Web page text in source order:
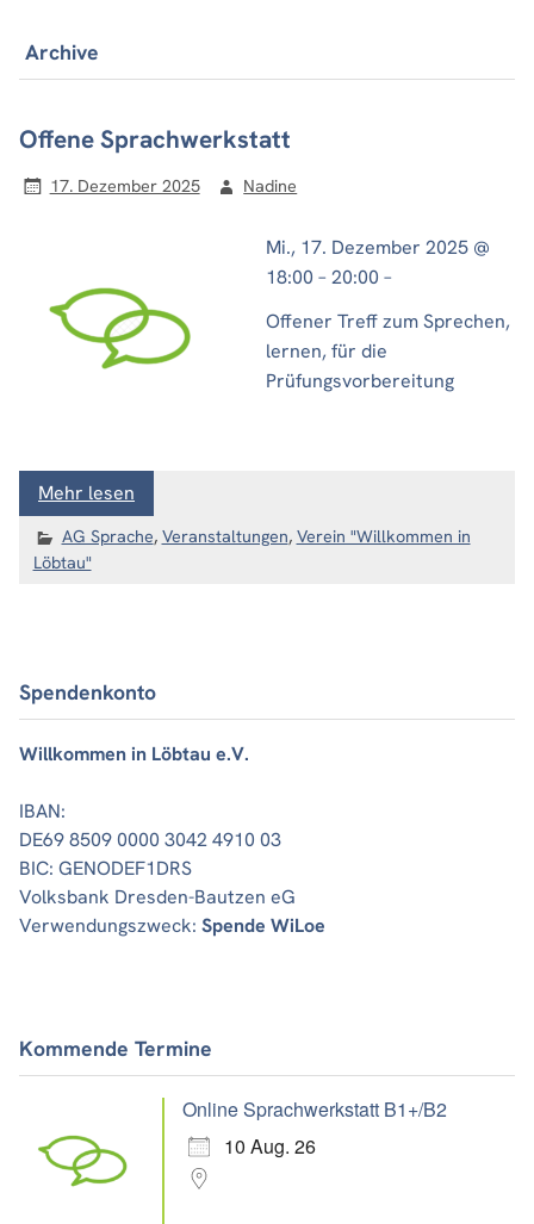
Archive
Offene Sprachwerkstatt
17. Dezember 2025 Nadine
Mi., 17. Dezember 2025 @
18:00 – 20:00 –
Offener Treff zum Sprechen,
lernen, für die
Prüfungsvorbereitung
Mehr lesen
AG Sprache, Veranstaltungen, Verein "Willkommen in
Löbtau"
Spendenkonto
Willkommen in Löbtau e.V.
IBAN:
DE69 8509 0000 3042 4910 03
BIC: GENODEF1DRS
Volksbank Dresden-Bautzen eG
Verwendungszweck: Spende WiLoe
Kommende Termine
Online Sprachwerkstatt B1+/B2
10 Aug. 26